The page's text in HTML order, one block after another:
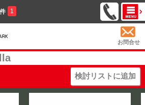
1
お問合せ
検討リストに追加